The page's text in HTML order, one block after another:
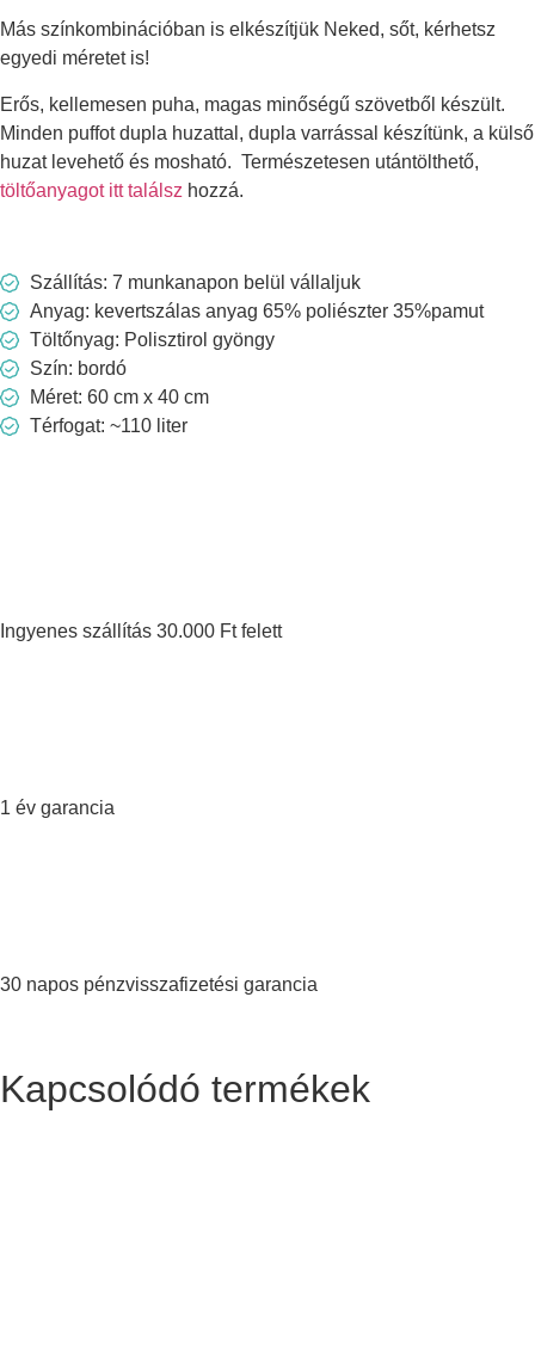
Más színkombinációban is elkészítjük Neked, sőt, kérhetsz
egyedi méretet is!
Erős, kellemesen puha, magas minőségű szövetből készült.
Minden puffot dupla huzattal, dupla varrással készítünk, a külső
huzat levehető és mosható. Természetesen utántölthető,
töltőanyagot itt találsz hozzá.
Szállítás: 7 munkanapon belül vállaljuk
Anyag: kevertszálas anyag 65% poliészter 35%pamut
Töltőnyag: Polisztirol gyöngy
Szín: bordó
Méret: 60 cm x 40 cm
Térfogat: ~110 liter
Ingyenes szállítás 30.000 Ft felett
1 év garancia
30 napos pénzvisszafizetési garancia
Kapcsolódó termékek